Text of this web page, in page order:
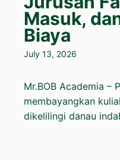
Masuk,
Biaya
July 13, 2026
Mr.BOB Academia –
membayangkan
dikelilingi danau